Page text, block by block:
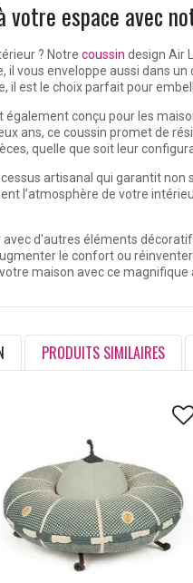
votre espace avec
? Notre coussin design Air
il vous enveloppe aussi dans
est le choix parfait pour
également conçu pour les
ans, ce coussin promet de
quelle que soit leur
artisanal qui garantit non
l’atmosphère de votre
d'autres éléments
le confort ou
maison avec ce magnifique
PRODUITS SIMILAIRES